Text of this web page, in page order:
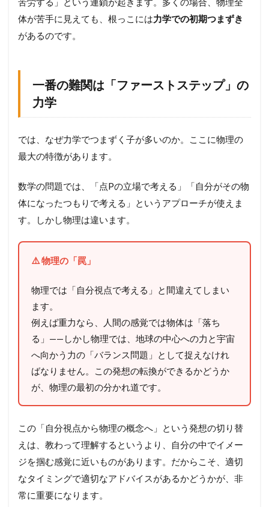
体が苦手に見えても、根っこには力学での初期つまずき
があるのです。
一番の難関は「ファーストステップ」の
力学
では、なぜ力学でつまずく子が多いのか。ここに物理の
最大の特徴があります。
数学の問題では、「点Pの立場で考える」「自分がその物
体になったつもりで考える」というアプローチが使えま
す。しかし物理は違います。
⚠️ 物理の「罠」
物理では「自分視点で考える」と間違えてしまい
ます。
例えば重力なら、人間の感覚では物体は「落ち
る」——しかし物理では、地球の中心への力と宇宙
へ向かう力の「バランス問題」として捉えなけれ
ばなりません。この発想の転換ができるかどうか
が、物理の最初の分かれ道です。
この「自分視点から物理の概念へ」という発想の切り替
えは、教わって理解するというより、自分の中でイメー
ジを掴む感覚に近いものがあります。だからこそ、適切
なタイミングで適切なアドバイスがあるかどうかが、非
常に重要になります。